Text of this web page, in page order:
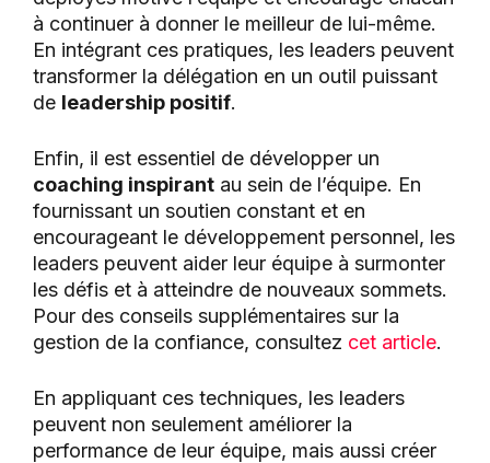
à continuer à donner le meilleur de lui-même.
En intégrant ces pratiques, les leaders peuvent
transformer la délégation en un outil puissant
de leadership positif.
Enfin, il est essentiel de développer un
coaching inspirant au sein de l’équipe. En
fournissant un soutien constant et en
encourageant le développement personnel, les
leaders peuvent aider leur équipe à surmonter
les défis et à atteindre de nouveaux sommets.
Pour des conseils supplémentaires sur la
gestion de la confiance, consultez cet article.
En appliquant ces techniques, les leaders
peuvent non seulement améliorer la
performance de leur équipe, mais aussi créer